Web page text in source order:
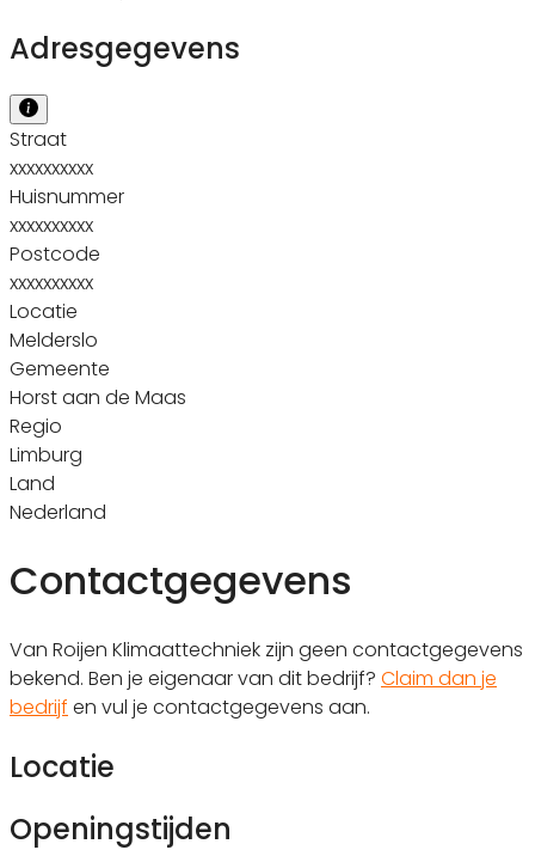
Adresgegevens
Straat
xxxxxxxxxx
Huisnummer
xxxxxxxxxx
Postcode
xxxxxxxxxx
Locatie
Melderslo
Gemeente
Horst aan de Maas
Regio
Limburg
Land
Nederland
Contactgegevens
Van Roijen Klimaattechniek zijn geen contactgegevens
bekend. Ben je eigenaar van dit bedrijf? Claim dan je
bedrijf en vul je contactgegevens aan.
Locatie
Openingstijden